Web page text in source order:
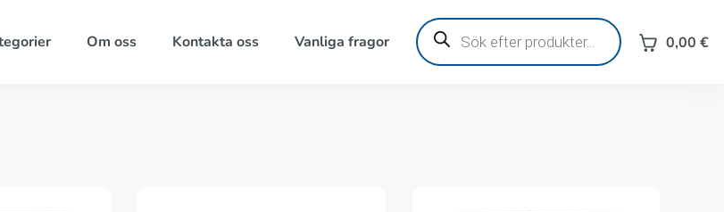
Om oss Kontakta oss Vanliga fragor
Produktsökning
0,00 €